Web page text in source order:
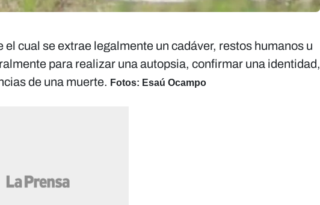
cual se extrae legalmente un cadáver, restos humanos u
para realizar una autopsia, confirmar una identidad,
de una muerte. Fotos: Esaú Ocampo